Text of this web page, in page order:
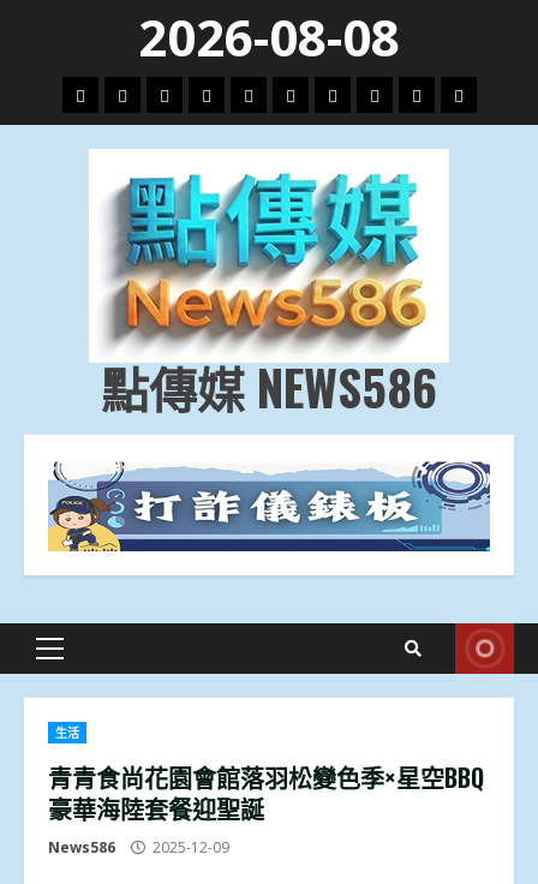
content
2026-08-08
頭
條
財
經
地
方.
會
文
教.
技
專
題
娛
樂
劇
政
治
國
際
運
動
生
活
點傳媒 NEWS586
Primary
生活
青青食尚花園會館落羽松變色季×星空BBQ
豪華海陸套餐迎聖誕
News586 2025-12-09